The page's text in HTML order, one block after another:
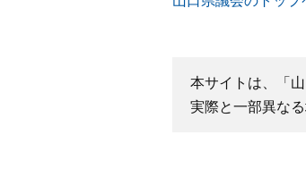
本サイトは、「
実際と一部異な